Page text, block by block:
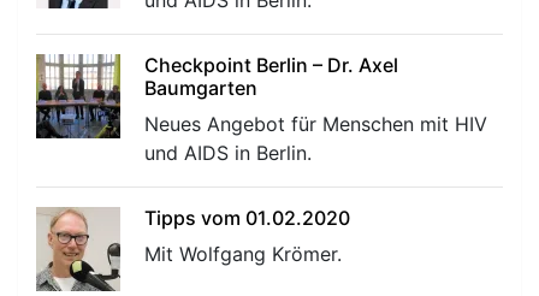
Checkpoint Berlin – Dr. Axel
Baumgarten
Neues Angebot für Menschen mit HIV
und AIDS in Berlin.
Tipps vom 01.02.2020
Mit Wolfgang Krömer.